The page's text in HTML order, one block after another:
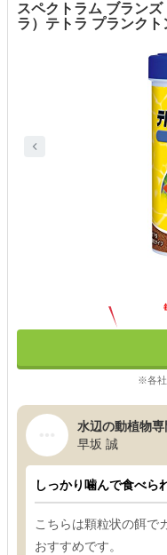
スペクトラム ブラン
ラ）テトラ プランクト
※各社
水辺の動植物
早坂 誠
しっかり噛んで食べら
こちらは顆粒状の餌で
おすすめです。